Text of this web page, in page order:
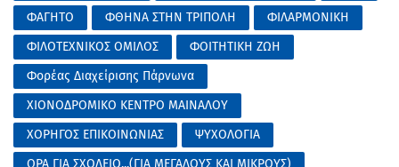
ΦΑΓΗΤΟ
ΦΘΗΝΑ ΣΤΗΝ ΤΡΙΠΟΛΗ
ΦΙΛΑΡΜΟΝΙΚΗ
ΦΙΛΟΤΕΧΝΙΚΟΣ ΟΜΙΛΟΣ
ΦΟΙΤΗΤΙΚΗ ΖΩΗ
Φορέας Διαχείρισης Πάρνωνα
ΧΙΟΝΟΔΡΟΜΙΚΟ ΚΕΝΤΡΟ ΜΑΙΝΑΛΟΥ
ΧΟΡΗΓΟΣ ΕΠΙΚΟΙΝΩΝΙΑΣ
ΨΥΧΟΛΟΓΙΑ
ΩΡΑ ΓΙΑ ΣΧΟΛΕΙΟ...(ΓΙΑ ΜΕΓΑΛΟΥΣ ΚΑΙ ΜΙΚΡΟΥΣ)